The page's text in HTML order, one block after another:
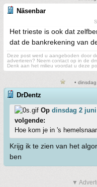
Näsenbar
Het trieste is ook dat
dat de bankrekening van
Deze post werd u aangeboden door
adverteren? Neem contact op in de
Denk aan het milieu voordat u deze
•
DrDentz
Op dinsdag 2 juni
volgende:
Hoe kom je in 's
Krijg ik te zien van het
ben
▼